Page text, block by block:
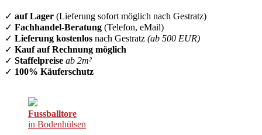
✓ auf Lager (Lieferung sofort möglich nach Gestratz)
✓ Fachhandel-Beratung (Telefon, eMail)
✓ Lieferung kostenlos nach Gestratz (ab 500 EUR)
✓ Kauf auf Rechnung möglich
✓ Staffelpreise ab 2m²
✓ 100% Käuferschutz
Fussballtore
in Bodenhülsen